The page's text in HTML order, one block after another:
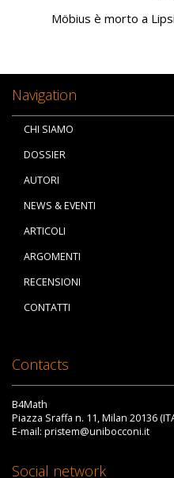
Möbius è morto a
Navigation
CHI SIAMO
DOSSIER
AUTORI
NEWS & EVENTI
ARTICOLI
ARGOMENTI
RECENSIONI
CONTATTI
Contacts
B4Math
Piazza Sraffa n. 11, Milan 20136
E-mail: pristem@unibocconi.it
Social network